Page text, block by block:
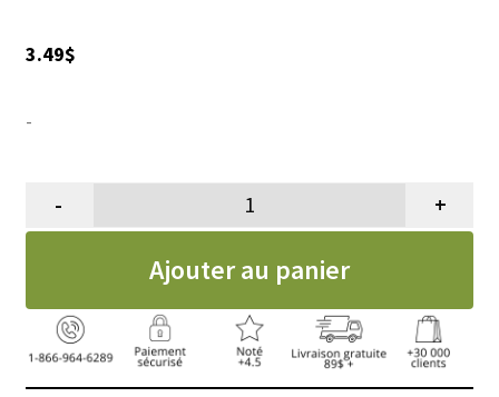
3.49$
-
quantité de Conserve chat
- +
Ajouter au panier